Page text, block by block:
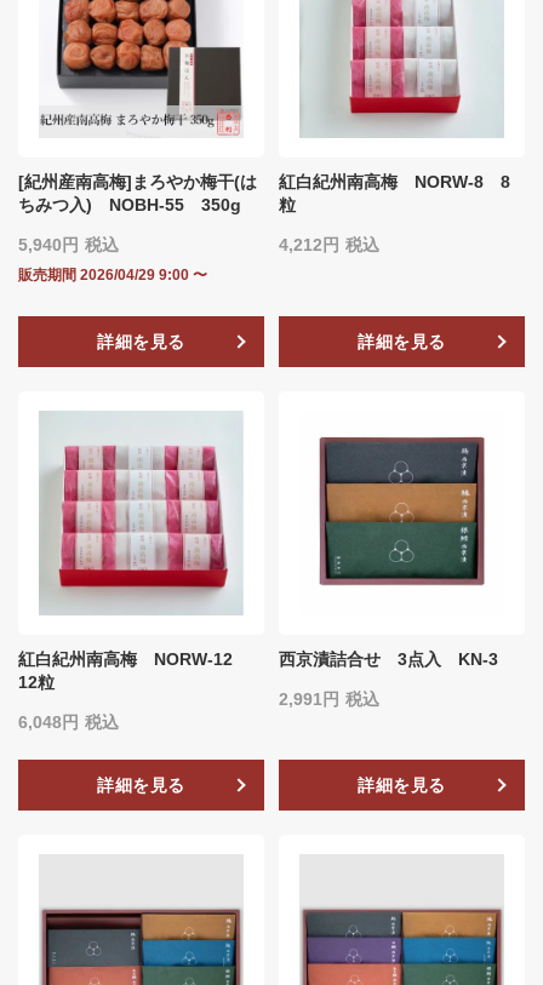
[紀州産南高梅]まろやか梅干(は
ちみつ入) NOBH‐55 350g
5,940 税込
販売期間 2026/04/29 9:00 〜
詳細を見る
紅白紀州南高梅 NORW-8 8
粒
4,212 税込
詳細を見る
紅白紀州南高梅 NORW-12
12粒
6,048 税込
詳細を見る
西京漬詰合せ 3点入 KN-3
2,991 税込
詳細を見る